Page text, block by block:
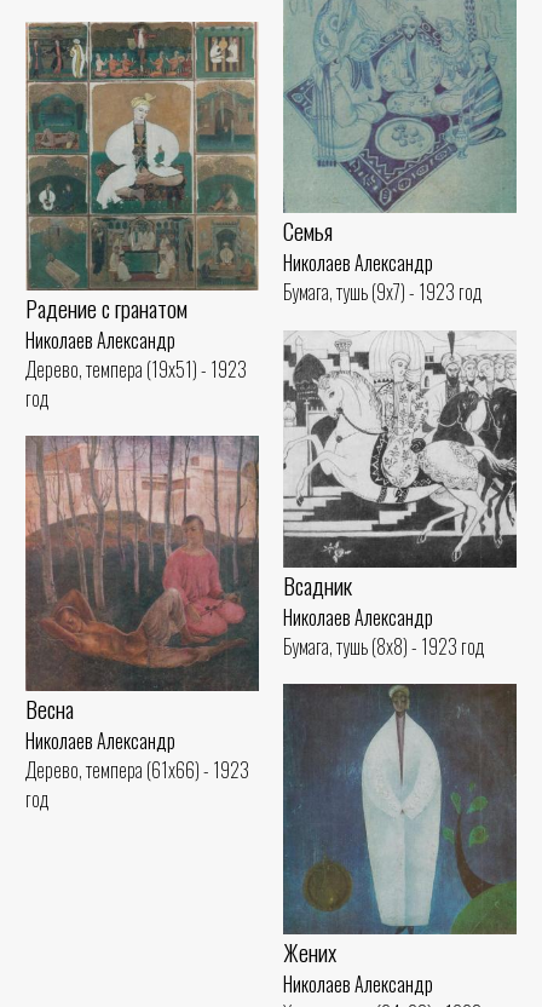
Семья
Николаев Александр
Бумага, тушь (9x7) - 1923 год
Радение с гранатом
Николаев Александр
Дерево, темпера (19x51) - 1923
год
Всадник
Николаев Александр
Бумага, тушь (8x8) - 1923 год
Весна
Николаев Александр
Дерево, темпера (61x66) - 1923
год
Жених
Николаев Александр